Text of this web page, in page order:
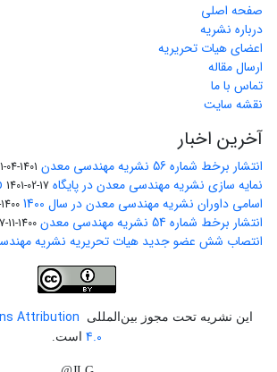
صفحه اصلی
درباره نشریه
اعضای هیات تحریریه
ارسال مقاله
تماس با ما
نقشه سایت
آخرین اخبار
انتشار برخط شماره 56 نشریه مهندسی معدن 1401-04-31
نمایه سازی نشریه مهندسی معدن در پایگاه Research Bib 1401-02-17
اسامی داوران نشریه مهندسی معدن در سال 1400 1400-12-11
انتشار برخط شماره 54 نشریه مهندسی معدن 1400-11-17
انتصاب شش عضو جدید هیات تحریریه نشریه
این نشریه تحت مجوز بین‌المللی
Attribution
4.0 است.